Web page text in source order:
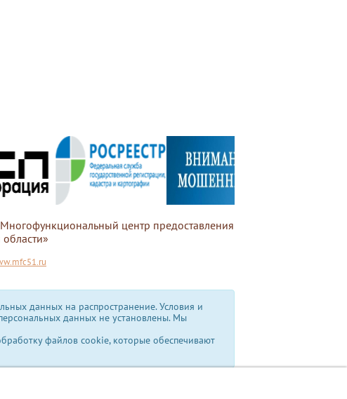
центр предоставления
данных на распространение. Условия и
данных не установлены. Мы
файлов cookie, которые обеспечивают